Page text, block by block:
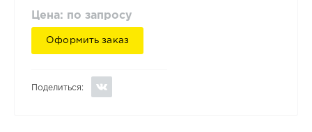
Цена: по запросу
Оформить заказ
Поделиться: